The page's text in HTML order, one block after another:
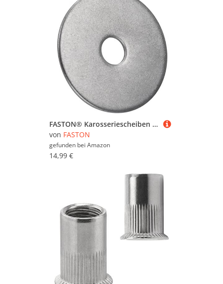
FASTON® Karosseriescheiben 6,4x50 mm Edelstahl A2 V2A (25 Stück) DIN 9022 Große Unterlegscheiben Beilagscheiben Kotflügelscheiben rostfrei
von FASTON
gefunden bei Amazon
14,99 €